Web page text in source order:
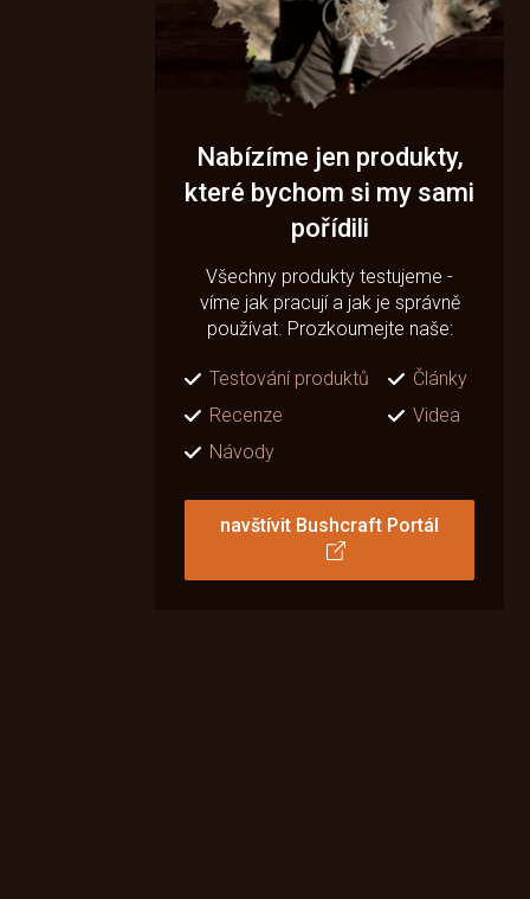
Nabízíme jen produkty,
které bychom si my sami
pořídili
Všechny produkty testujeme -
víme jak pracují a jak je správně
používat. Prozkoumejte naše:
Testování produktů
Články
Recenze
Videa
Návody
navštívit Bushcraft Portál